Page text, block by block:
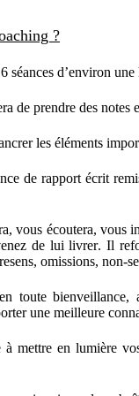
?
séances d’environ
de prendre des
les éléments
de rapport écrit
vous écoutera, vous
de lui livrer. Il
omissions, non-
toute bienveillance,
une meilleure
mettre en lumière